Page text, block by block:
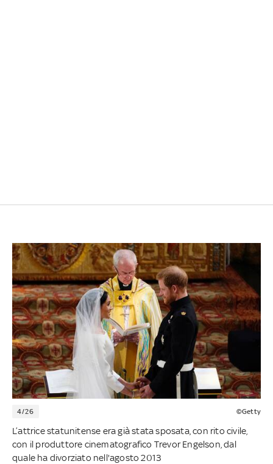
4/26 ©Getty
L’attrice statunitense era già stata sposata, con rito civile,
con il produttore cinematografico Trevor Engelson, dal
quale ha divorziato nell'agosto 2013